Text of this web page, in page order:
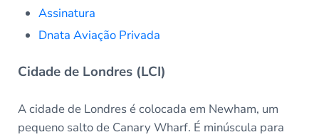
Assinatura
Dnata Aviação Privada
Cidade de Londres (LCI)
A cidade de Londres é colocada em Newham, um
pequeno salto de Canary Wharf. É minúscula para